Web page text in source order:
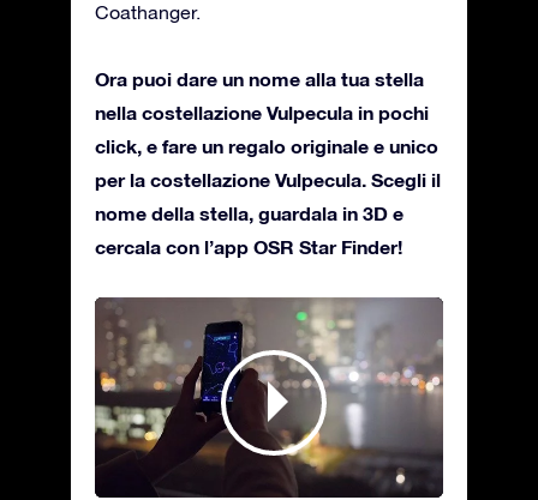
Coathanger.
Ora puoi dare un nome alla tua stella
nella costellazione Vulpecula in pochi
click, e fare un regalo originale e unico
per la costellazione Vulpecula. Scegli il
nome della stella, guardala in 3D e
cercala con l’app OSR Star Finder!